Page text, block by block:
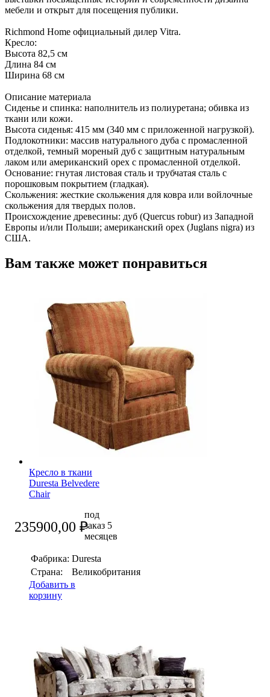
мебели и открыт для посещения публики.
Richmond Home официальный дилер Vitra.
Кресло:
Высота 82,5 см
Длина 84 см
Ширина 68 см
Описание материала
Сиденье и спинка: наполнитель из полиуретана; обивка из
ткани или кожи.
Высота сиденья: 415 мм (340 мм с приложенной нагрузкой).
Подлокотники: массив натурального дуба с промасленной
отделкой, темный мореный дуб с защитным натуральным
лаком или американский орех с промасленной отделкой.
Основание: гнутая листовая сталь и трубчатая сталь с
порошковым покрытием (гладкая).
Скольжения: жесткие скольжения для ковра или войлочные
скольжения для твердых полов.
Происхождение древесины: дуб (Quercus robur) из Западной
Европы и/или Польши; американский орех (Juglans nigra) из
США.
Вам также может понравиться
Кресло в ткани
Duresta Belvedere
Chair
235900,00₽
под
заказ 5
месяцев
Фабрика: Duresta
Страна:
Великобритания
Добавить в
корзину